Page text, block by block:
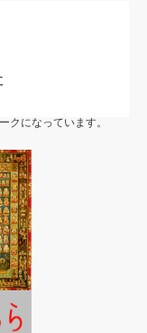
クになっています。